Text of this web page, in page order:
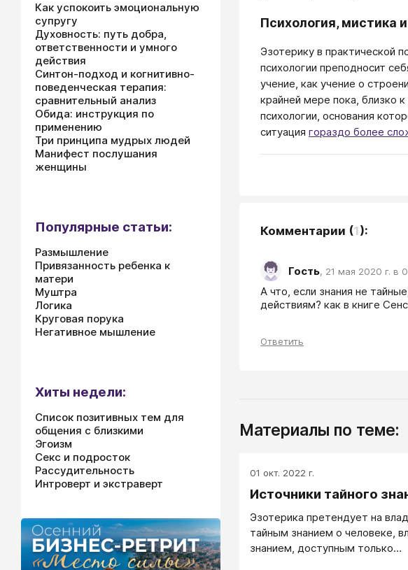
Психология, мистика
Эзотерику в практической
психологии преподносит
учение, как учение о
крайней мере пока, близко
психологии, основания
ситуация гораздо более
Комментарии (1):
Гость, 21 мая 2020 г. в
А что, если знания не
действиям? как в книге
Ответить
Материалы по теме:
01 окт. 2022 г.
Источники тайного
Эзотерика претендует на
тайным знанием о человеке,
знанием, доступным только
Как успокоить эмоциональную
супругу
Духовность: путь добра,
ответственности и умного
действия
Синтон-подход и когнитивно-
поведенческая терапия:
сравнительный анализ
Обида: инструкция по
применению
Три принципа мудрых людей
Манифест послушания
женщины
Популярные статьи:
Размышление
Привязанность ребенка к
матери
Муштра
Логика
Круговая порука
Негативное мышление
Хиты недели:
Список позитивных тем для
общения с близкими
Эгоизм
Секс и подросток
Рассудительность
Интроверт и экстраверт